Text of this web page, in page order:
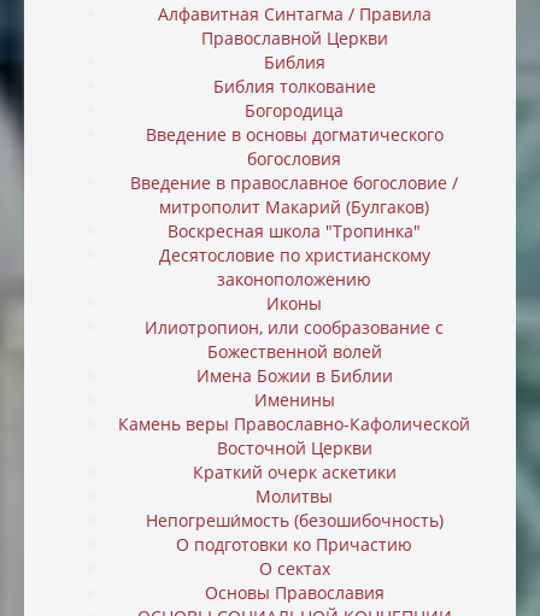
Алфавитная Синтагма / Правила
Православной Церкви
Библия
Библия толкование
Богородица
Введение в основы догматического
богословия
Введение в православное богословие /
митрополит Макарий (Булгаков)
Воскресная школа "Тропинка"
Десятословие по христианскому
законоположению
Иконы
Илиотропион, или cообразование с
Божественной волей
Имена Божии в Библии
Именины
Камень веры Православно-Кафолической
Восточной Церкви
Краткий очерк аскетики
Молитвы
Непогреши́мость (безошибочность)
О подготовки ко Причастию
О сектах
Основы Православия